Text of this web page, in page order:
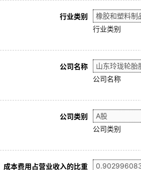
行业类别
行业类别
公司名称
公司名称
公司类别
公司类别
成本费用占营业收入的比重